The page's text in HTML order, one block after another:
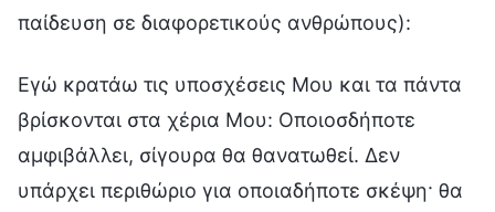
παίδευση σε διαφορετικούς ανθρώπους):
Εγώ κρατάω τις υποσχέσεις Μου και τα πάντα
βρίσκονται στα χέρια Μου: Οποιοσδήποτε
αμφιβάλλει, σίγουρα θα θανατωθεί. Δεν
υπάρχει περιθώριο για οποιαδήποτε σκέψη· θα